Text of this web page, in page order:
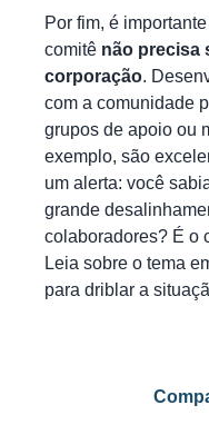
Por fim, é
comitê não precisa
corporação.
com a comunidade
grupos de apoio ou
exemplo, são
um alerta: você
grande
colaboradores? É o
Leia sobre o tema
para driblar a